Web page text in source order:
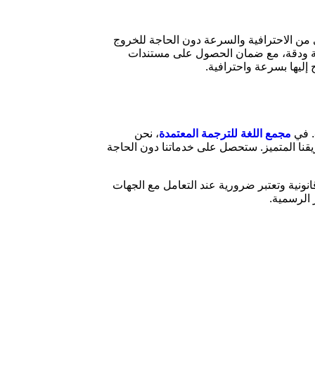
الاحترافية والسرعة دون الحاجة للخروج
ودقة، مع ضمان الحصول على مستندات
بسرعة واحترافية.
في مجمع اللغة للترجمة المعتمدة، نحن
المتميز. ستحصل على خدماتنا دون الحاجة
وتعتبر ضرورية عند التعامل مع الجهات
الرسمية.